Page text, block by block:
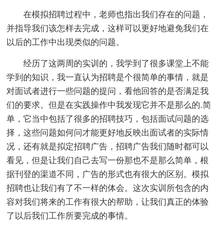
在模拟招聘过程中，老师也指出我们存在的问题，
并指导我们该怎样去完成，这样可以更好地避免我们在
以后的工作中出现类似的问题。
经历了这两周的实训的，我学到了很多课堂上不能
学到的知识，我一直认为招聘是个很简单的事情，就是
对面试者进行一些问题的提问，看他回答的是否满足我
们的要求。但是在实践操作中我发现它并不是那么的.简
单，它当中包括了很多的招聘技巧，包括面试问题的选
择，这些问题如何问才能更好地反映出面试者的实际情
况，还有就是拟定招聘广告，招聘广告我们随时都可以
看见，但是让我们自己去写一份那也不是那么简单，根
据刊登的渠道不同，广告的形式也有很大的区别。模拟
招聘也让我们有了不一样的体会。这次实训所包含的内
容对我们将来的工作有很大的帮助，让我们真正的体验
了以后我们工作所要完成的事情。